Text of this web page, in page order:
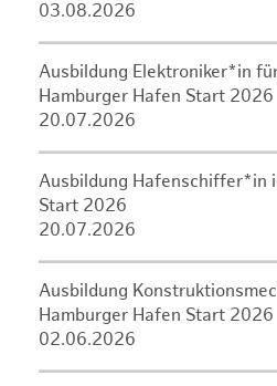
03.08.2026
Ausbildung Elektroniker*in
Hamburger Hafen Start 2026
20.07.2026
Ausbildung Hafenschiffer*in
Start 2026
20.07.2026
Ausbildung
Hamburger Hafen Start 2026
02.06.2026